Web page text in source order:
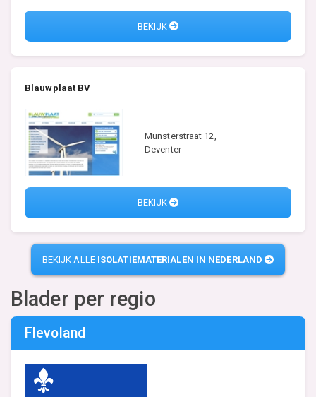
BEKIJK
Blauwplaat BV
Munsterstraat 12,
Deventer
BEKIJK
BEKIJK ALLE ISOLATIEMATERIALEN IN NEDERLAND
Blader per regio
Flevoland